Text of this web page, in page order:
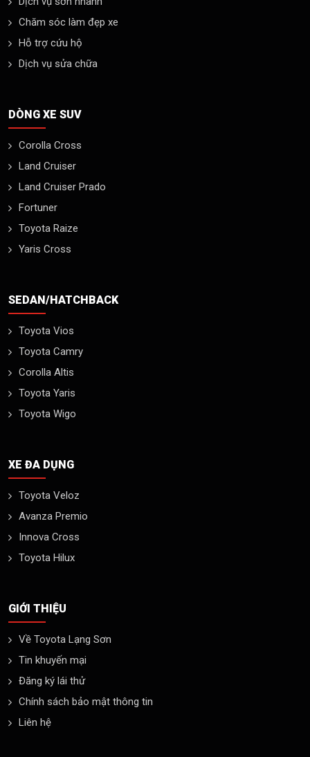
Chăm sóc làm đẹp xe
Hỗ trợ cứu hộ
Dịch vụ sửa chữa
DÒNG XE SUV
Corolla Cross
Land Cruiser
Land Cruiser Prado
Fortuner
Toyota Raize
Yaris Cross
SEDAN/HATCHBACK
Toyota Vios
Toyota Camry
Corolla Altis
Toyota Yaris
Toyota Wigo
XE ĐA DỤNG
Toyota Veloz
Avanza Premio
Innova Cross
Toyota Hilux
GIỚI THIỆU
Về Toyota Lạng Sơn
Tin khuyến mại
Đăng ký lái thử
Chính sách bảo mật thông tin
Liên hệ